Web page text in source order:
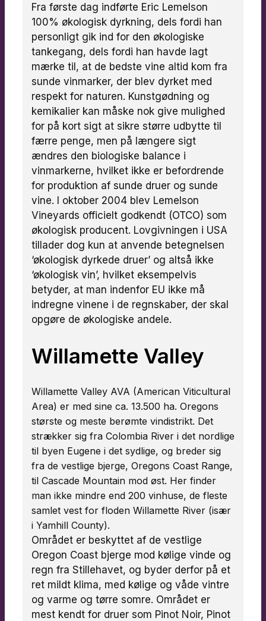
Fra første dag indførte Eric Lemelson
100% økologisk dyrkning, dels fordi han
personligt gik ind for den økologiske
tankegang, dels fordi han havde lagt
mærke til, at de bedste vine altid kom fra
sunde vinmarker, der blev dyrket med
respekt for naturen. Kunstgødning og
kemikalier kan måske nok give mulighed
for på kort sigt at sikre større udbytte til
færre penge, men på længere sigt
ændres den biologiske balance i
vinmarkerne, hvilket ikke er befordrende
for produktion af sunde druer og sunde
vine. I oktober 2004 blev Lemelson
Vineyards officielt godkendt (OTCO) som
økologisk producent. Lovgivningen i USA
tillader dog kun at anvende betegnelsen
‘økologisk dyrkede druer’ og altså ikke
‘økologisk vin’, hvilket eksempelvis
betyder, at man indenfor EU ikke må
indregne vinene i de regnskaber, der skal
opgøre de økologiske andele.
Willamette Valley
Willamette Valley AVA (American Viticultural
Area) er med sine ca. 13.500 ha. Oregons
største og meste berømte vindistrikt. Det
strækker sig fra Colombia River i det nordlige
til byen Eugene i det sydlige, og breder sig
fra de vestlige bjerge, Oregons Coast Range,
til Cascade Mountain mod øst. Her finder
man ikke mindre end 200 vinhuse, de fleste
samlet vest for floden Willamette River (især
i Yamhill County).
Området er beskyttet af de vestlige
Oregon Coast bjerge mod kølige vinde og
regn fra Stillehavet, og byder derfor på et
ret mildt klima, med kølige og våde vintre
og varme og tørre somre. Området er
mest kendt for druer som Pinot Noir, Pinot